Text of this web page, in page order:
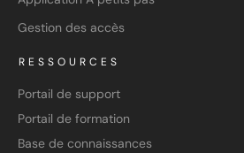
Gestion des accès
RESSOURCES
Portail de support
Portail de formation
Base de connaissances